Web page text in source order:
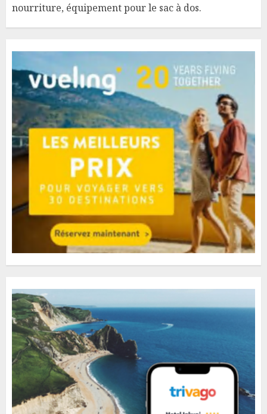
nourriture, équipement pour le sac à dos.